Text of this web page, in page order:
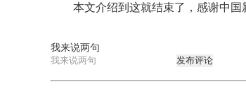
本文介绍到这就结束了，感谢中国
我来说两句
发布评论